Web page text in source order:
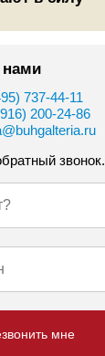
нами
737-44-11
200-24-86
звонок.